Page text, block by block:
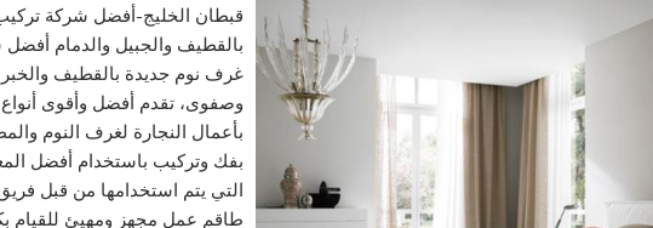
قبطان الخليج-أفضل شركة
بالقطيف والجبيل والدمام
غرف نوم جديدة بالقطيف
وصفوى، تقدم أفضل وأقوى
بأعمال النجارة لغرف النوم
بفك وتركيب باستخدام أفضل
التي يتم استخدامها من قبل
طاقم عمل مجهز ومهيئ للقيام